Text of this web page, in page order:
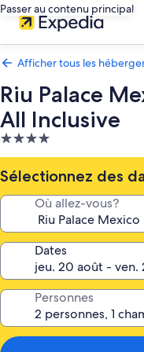
Passer au contenu principal
Afficher tous les
Riu Palace
All Inclusive
Hébergement
4.0 étoiles
Sélectionnez des
Où allez-vous?
Dates
Personnes